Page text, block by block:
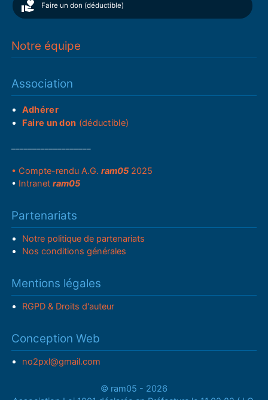
Faire un don (déductible)
Notre équipe
Association
Adhérer
Faire un don (déductible)
• Compte-rendu A.G.ram05 2025
• Intranetram05
Partenariats
Notre politique de partenariats
Nos conditions générales
Mentions légales
RGPD & Droits d'auteur
Conception Web
no2pxl@gmail.com
© ram05 - 2026